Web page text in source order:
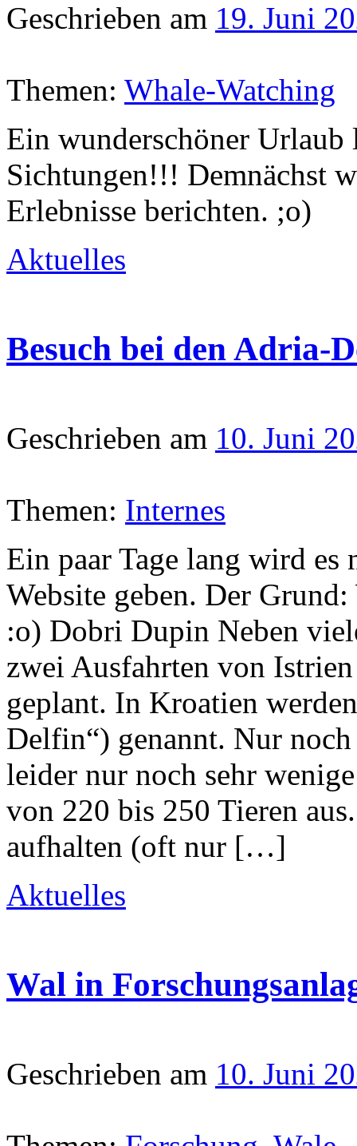
Geschrieben am 19. Juni
Themen: Whale-Watching
Ein wunderschöner
Sichtungen!!! Demnächst
Erlebnisse berichten. ;o)
Aktuelles
Besuch bei den Adria-
Geschrieben am 10. Juni
Themen: Internes
Ein paar Tage lang wird es
Website geben. Der
:o) Dobri Dupin Neben
zwei Ausfahrten von
geplant. In Kroatien
Delfin“) genannt. Nur
leider nur noch sehr
von 220 bis 250 Tieren
aufhalten (oft nur […]
Aktuelles
Wal in
Geschrieben am 10. Juni